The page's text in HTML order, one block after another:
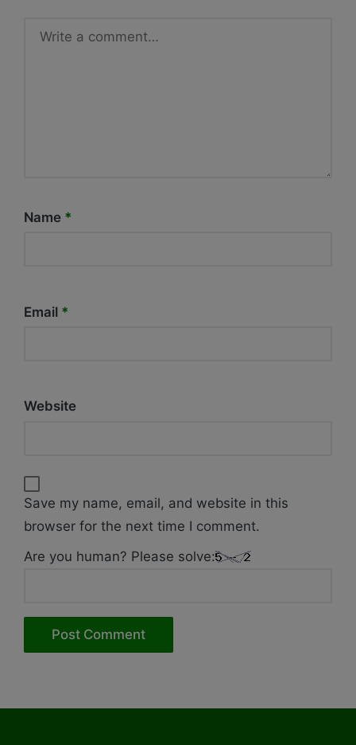
Name *
Email *
Website
Save my name, email, and website in this
browser for the next time I comment.
Are you human? Please solve: